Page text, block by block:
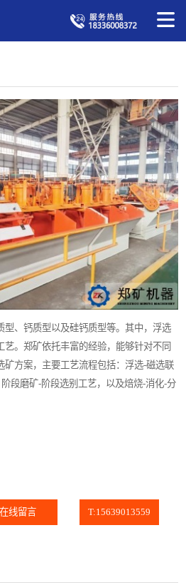
型、钙质型以及硅钙质型等。其中，浮选
。郑矿依托丰富的经验，能够针对不同
矿方案，主要工艺流程包括：浮选-磁选联
段磨矿-阶段选别工艺，以及焙烧-消化-分
在线留言 T:15639013559